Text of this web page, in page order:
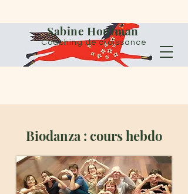
Sabine Houtman
Coaching de croissance
Biodanza : cours hebdo